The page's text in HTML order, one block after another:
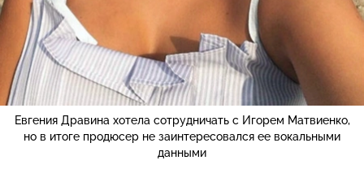
Евгения Дравина хотела сотрудничать с Игорем Матвиенко,
но в итоге продюсер не заинтересовался ее вокальными
данными